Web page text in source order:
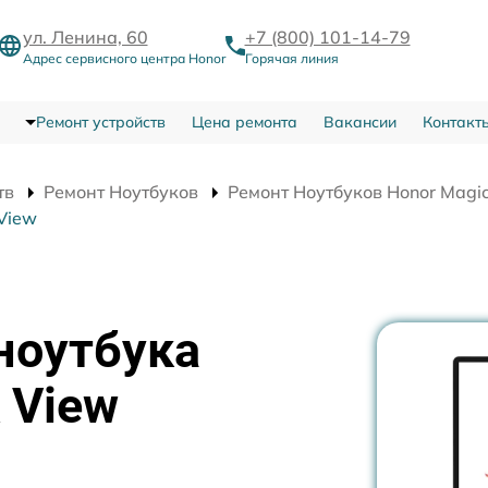
ул. Ленина, 60
Адрес сервисного центра Honor
+7 (800) 101-14-79
Горячая линия
Ремонт устройств Цена ремонта Вакансии
Ремонт Ноутбуков
Ремонт Ноутбуков Honor